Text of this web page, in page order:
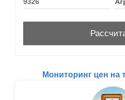
Мониторинг цен на